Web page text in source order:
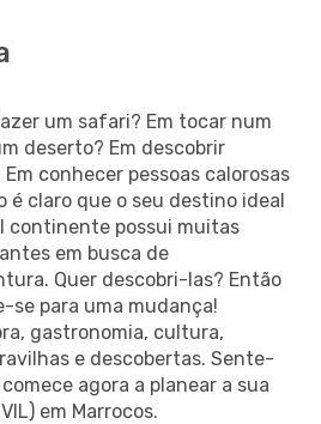
um safari? Em tocar num
deserto? Em descobrir
conhecer pessoas calorosas
é claro que o seu destino ideal
continente possui muitas
em busca de
Quer descobri-las? Então
se para uma mudança!
gastronomia, cultura,
e descobertas. Sente-
agora a planear a sua
em Marrocos.